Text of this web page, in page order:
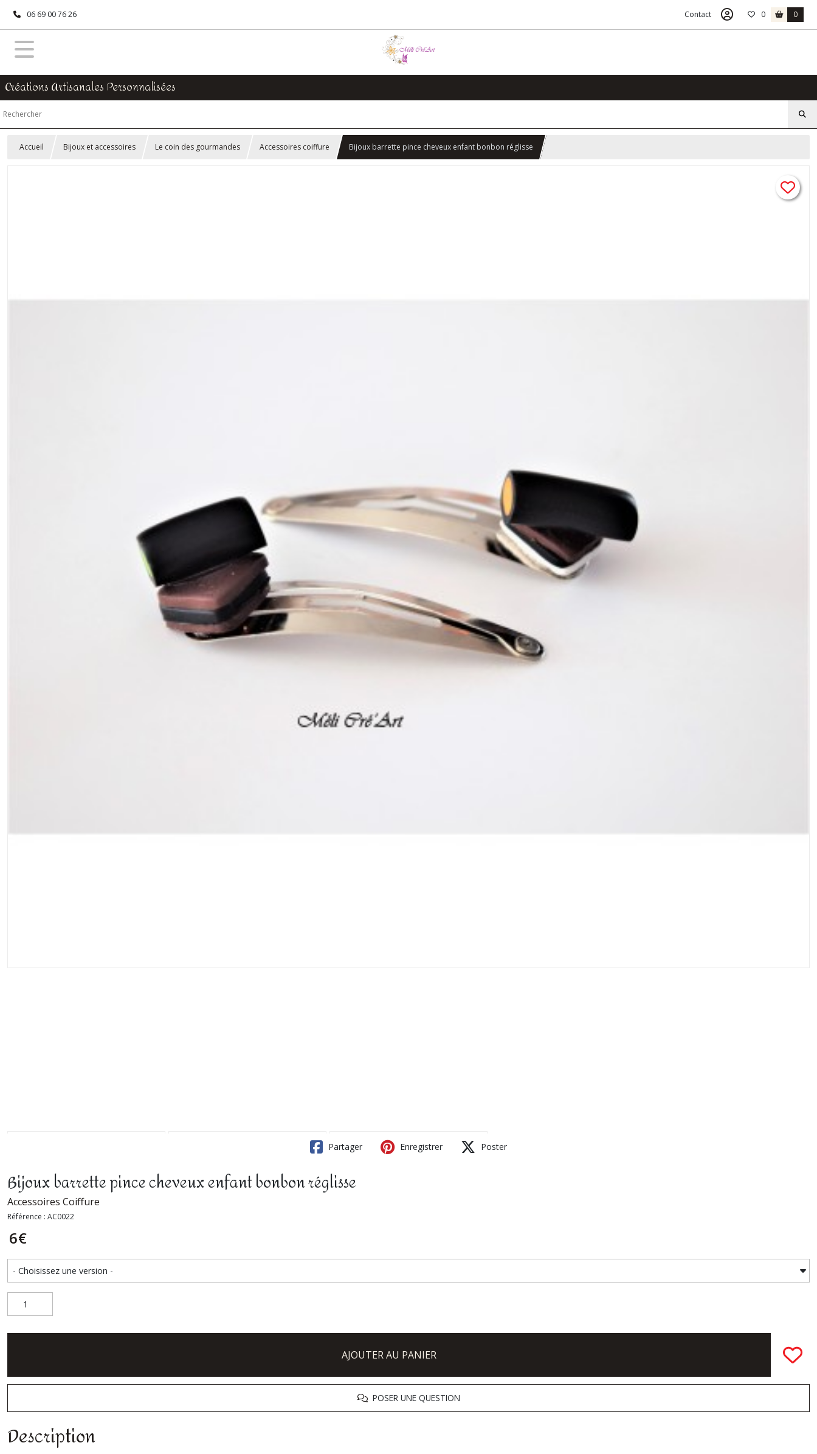
06 69 00 76 26 Contact 0 0
Créations Artisanales Personnalisées
Accueil Bijoux et accessoires Le coin des gourmandes Accessoires coiffure Bijoux barrette pince cheveux enfant bonbon réglisse
Partager Enregistrer Poster
Bijoux barrette pince cheveux enfant bonbon réglisse
Accessoires Coiffure
Référence : AC0022
6€
AJOUTER AU PANIER
POSER UNE QUESTION
Description